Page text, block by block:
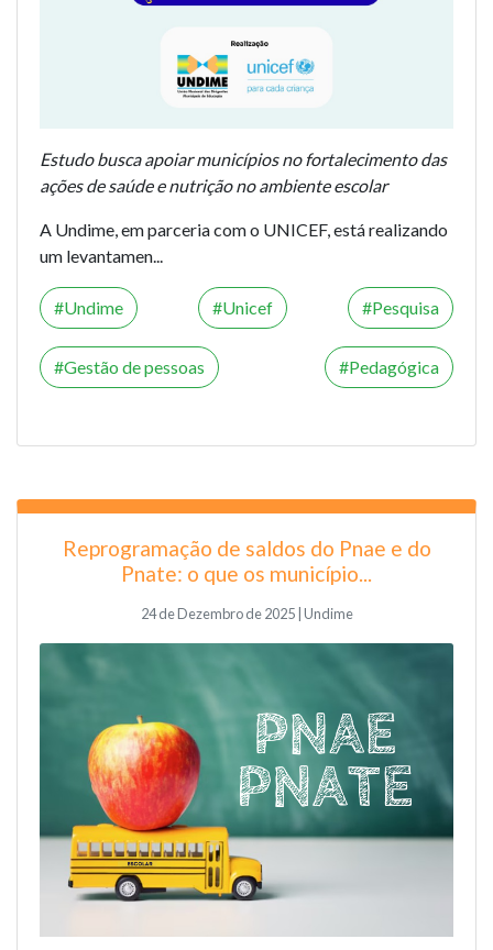
Estudo busca apoiar municípios no fortalecimento das
ações de saúde e nutrição no ambiente escolar
A Undime, em parceria com o UNICEF, está realizando
um levantamen...
Undime Unicef Pesquisa
Gestão de pessoas Pedagógica
Reprogramação de saldos do Pnae e do
Pnate: o que os município...
24 de Dezembro de 2025 | Undime